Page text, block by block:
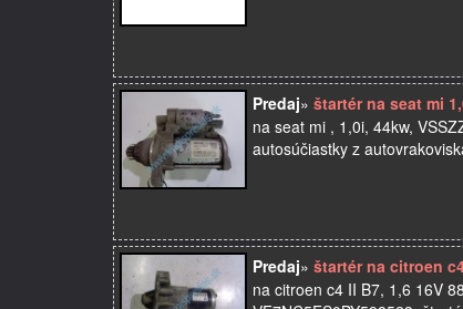
Predaj» štartér na seat mi
na seat mi , 1,0i, 44kw,
autosúčiastky z
Predaj» štartér na citroen
na citroen c4 II B7, 1,6 16V